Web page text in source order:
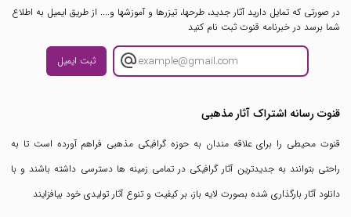
در صورتی که تمایل دارید آثار جدید، طرحها، تیزرها و آموزشها و.... از طریق ایمیل به اطلاع
شما برسد در خبرنامه قنوت ثبت نام کنید
ثبت ایمیل
قنوت رسانه اشتراک آثار مذهبی
قنوت محیطی را برای علاقه مندان به حوزه گرافیکی مذهبی فراهم آورده است تا به
راحتی بتوانند به جدیدترین آثار گرافیکی در تمامی زمینه ها دسترسی داشته باشند و با
دانلود آثار بارگذاری شده بصورت لایه باز، بر کیفیت و تنوع آثار تولیدی خود بیافزایند